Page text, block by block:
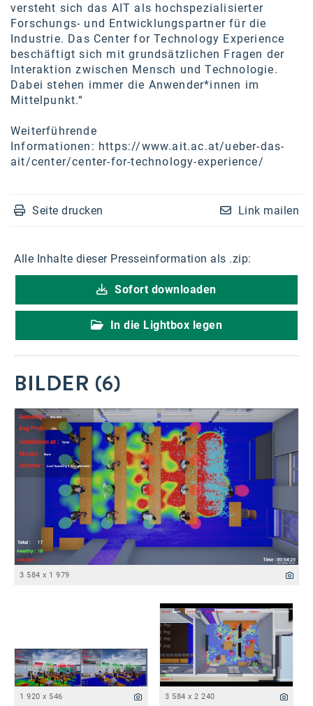
versteht sich das AIT als hochspezialisierter
Forschungs- und Entwicklungspartner für die
Industrie. Das Center for Technology Experience
beschäftigt sich mit grundsätzlichen Fragen der
Interaktion zwischen Mensch und Technologie.
Dabei stehen immer die Anwender*innen im
Mittelpunkt.“
Weiterführende
Informationen: https://www.ait.ac.at/ueber-das-
ait/center/center-for-technology-experience/
Seite drucken Link mailen
Alle Inhalte dieser Presseinformation als .zip:
Sofort downloaden
In die Lightbox legen
BILDER (6)
3 584 x 1 979
1 920 x 546 3 584 x 2 240